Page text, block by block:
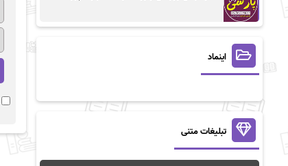
اینماد
تبلیغات متنی